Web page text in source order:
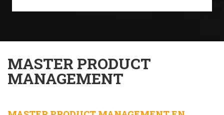
MASTER PRODUCT
MANAGEMENT